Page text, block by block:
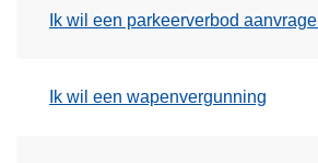
Ik wil een parkeerverbod
Ik wil een wapenvergunning